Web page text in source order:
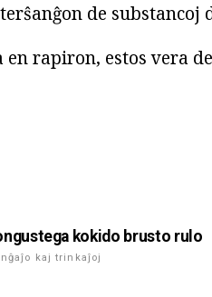
de substancoj
en rapiron, estos vera
kokido brusto rulo
kaj trinkaĵoj